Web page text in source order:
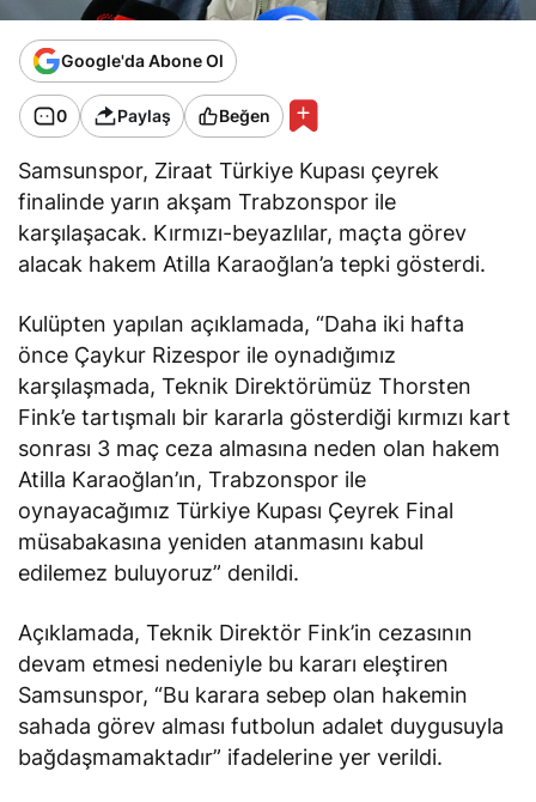
Google'da Abone Ol
0 Paylaş Beğen
Samsunspor, Ziraat Türkiye Kupası çeyrek
finalinde yarın akşam Trabzonspor ile
karşılaşacak. Kırmızı-beyazlılar, maçta görev
alacak hakem Atilla Karaoğlan’a tepki gösterdi.
Kulüpten yapılan açıklamada, “Daha iki hafta
önce Çaykur Rizespor ile oynadığımız
karşılaşmada, Teknik Direktörümüz Thorsten
Fink’e tartışmalı bir kararla gösterdiği kırmızı kart
sonrası 3 maç ceza almasına neden olan hakem
Atilla Karaoğlan’ın, Trabzonspor ile
oynayacağımız Türkiye Kupası Çeyrek Final
müsabakasına yeniden atanmasını kabul
edilemez buluyoruz” denildi.
Açıklamada, Teknik Direktör Fink’in cezasının
devam etmesi nedeniyle bu kararı eleştiren
Samsunspor, “Bu karara sebep olan hakemin
sahada görev alması futbolun adalet duygusuyla
bağdaşmamaktadır” ifadelerine yer verildi.